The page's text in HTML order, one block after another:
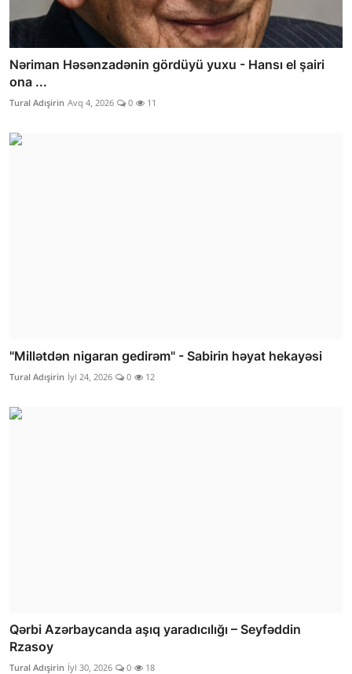
Nəriman Həsənzadənin gördüyü yuxu - Hansı el şairi
ona ...
Tural Adışirin Avq 4, 2026 0 11
"Millətdən nigaran gedirəm" - Sabirin həyat hekayəsi
Tural Adışirin İyl 24, 2026 0 12
Qərbi Azərbaycanda aşıq yaradıcılığı – Seyfəddin
Rzasoy
Tural Adışirin İyl 30, 2026 0 18